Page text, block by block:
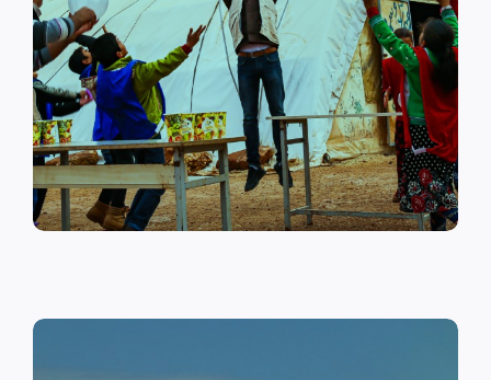
على أهمية حماية الطفل وإنشاء
مراكز لبناء القدرات والتوعية
الصحية والنفسية.
اقرأ المزيد